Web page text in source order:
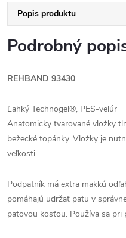
Popis produktu
Podrobný
REHBAND 93430
Ľahký Technogel®, PES-velúr
Anatomicky tvarované vložky
bežecké topánky. Vložky je
veľkosti.
Podpätník má extra mäkkú
pomáhajú udržať pätu v
pätovou kosťou. Používa sa pri